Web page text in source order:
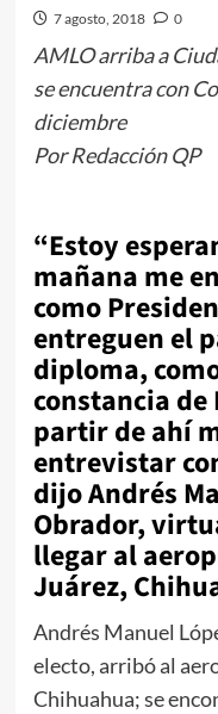
7 agosto, 2018 0
AMLO arriba a
se encuentra con
diciembre
Por Redacción QP
“Estoy
mañana me
como
entreguen el
diploma,
constancia de
partir de ahí
entrevistar
dijo Andrés
Obrador,
llegar al
Juárez,
Andrés Manuel
electo, arribó al
Chihuahua; se